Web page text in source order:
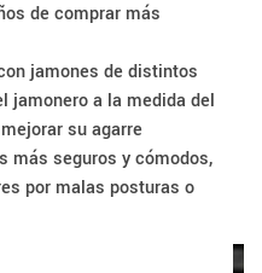
de comprar más
jamones de distintos
jamonero a la medida del
su agarre
más seguros y cómodos,
por malas posturas o